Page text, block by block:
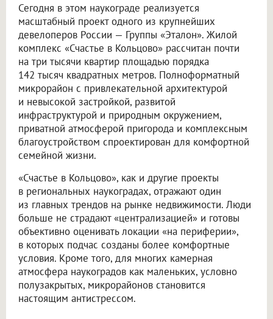
Сегодня в этом наукограде реализуется
масштабный проект одного из крупнейших
девелоперов России — Группы «Эталон». Жилой
комплекс «Счастье в Кольцово» рассчитан почти
на три тысячи квартир площадью порядка
142 тысяч квадратных метров. Полноформатный
микрорайон с привлекательной архитектурой
и невысокой застройкой, развитой
инфраструктурой и природным окружением,
приватной атмосферой пригорода и комплексным
благоустройством спроектирован для комфортной
семейной жизни.
«Счастье в Кольцово», как и другие проекты
в региональных наукоградах, отражают один
из главных трендов на рынке недвижимости. Люди
больше не страдают «централизацией» и готовы
объективно оценивать локации «на периферии»,
в которых подчас созданы более комфортные
условия. Кроме того, для многих камерная
атмосфера наукоградов как маленьких, условно
полузакрытых, микрорайонов становится
настоящим антистрессом.